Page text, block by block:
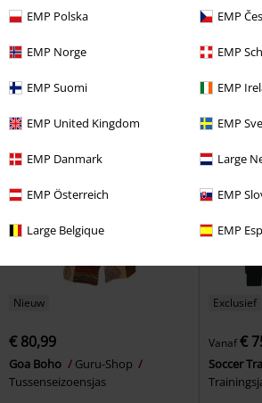
EMP Polska EMP
EMP Norge EMP
EMP Suomi EMP
EMP United Kingdom EMP
EMP Danmark Large
EMP Österreich EMP
Large Belgique EMP
Mansion Coat
Lange jassen
Don't
Black
Nieuw
€ 80,99
Goa Boho
Guru-Shop
Tussenseizoensjas
Exclusief
Vanaf€
Soccer